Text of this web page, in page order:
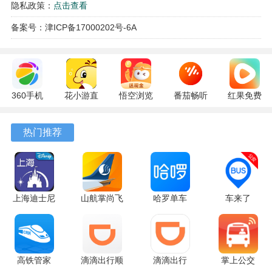
隐私政策： 点击查看
备案号：津ICP备17000202号-6A
360手机
10.13.27
最新版
花小游直
17.9.56
悟空浏览
番茄畅听
红果免费
热门推荐
上海迪士尼
度假区
11.6.0 手机
版
山航掌尚飞
版
哈罗单车
6.99.70 官
方版
车来了
7.5.3 手机
版
高铁管家
滴滴出行顺
滴滴出行
掌上公交